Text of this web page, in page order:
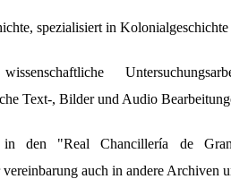
spezialisiert in
Text-, Bilder und Audio
den "Real Chancillería de
auch in andere Archiven